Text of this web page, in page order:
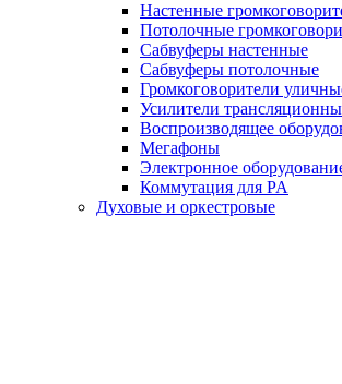
Настенные
Потолочные
Сабвуферы настенные
Сабвуферы потолочные
Громкоговорители
Усилители
Воспроизводящее
Мегафоны
Электронное
Коммутация для PA
Духовые и оркестровые